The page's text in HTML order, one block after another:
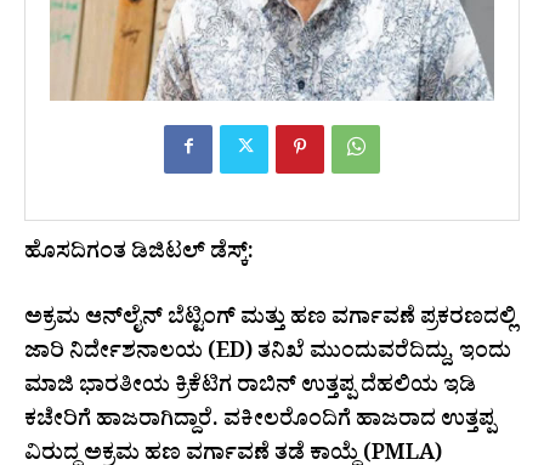
ಹೊಸದಿಗಂತ ಡಿಜಿಟಲ್ ಡೆಸ್ಕ್:
ಅಕ್ರಮ ಆನ್‌ಲೈನ್ ಬೆಟ್ಟಿಂಗ್ ಮತ್ತು ಹಣ ವರ್ಗಾವಣೆ ಪ್ರಕರಣದಲ್ಲಿ
ಜಾರಿ ನಿರ್ದೇಶನಾಲಯ (ED) ತನಿಖೆ ಮುಂದುವರೆದಿದ್ದು, ಇಂದು
ಮಾಜಿ ಭಾರತೀಯ ಕ್ರಿಕೆಟಿಗ ರಾಬಿನ್ ಉತ್ತಪ್ಪ ದೆಹಲಿಯ ಇಡಿ
ಕಚೇರಿಗೆ ಹಾಜರಾಗಿದ್ದಾರೆ. ವಕೀಲರೊಂದಿಗೆ ಹಾಜರಾದ ಉತ್ತಪ್ಪ
ವಿರುದ್ಧ ಅಕ್ರಮ ಹಣ ವರ್ಗಾವಣೆ ತಡೆ ಕಾಯ್ದೆ (PMLA)